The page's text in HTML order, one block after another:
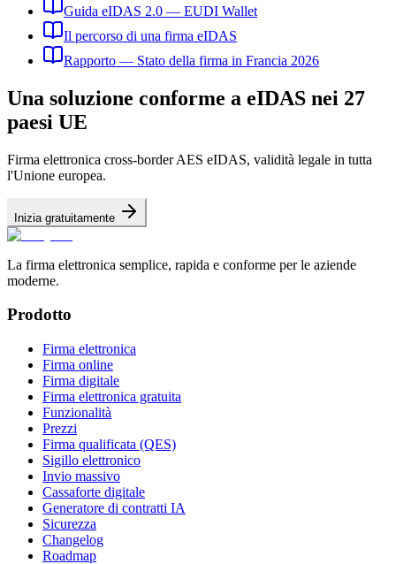
Guida eIDAS 2.0 — EUDI Wallet
Il percorso di una firma eIDAS
Rapporto — Stato della firma in Francia 2026
Una soluzione conforme a eIDAS nei 27
paesi UE
Firma elettronica cross-border AES eIDAS, validità legale in tutta
l'Unione europea.
Inizia gratuitamente
La firma elettronica semplice, rapida e conforme per le aziende
moderne.
Prodotto
Firma elettronica
Firma online
Firma digitale
Firma elettronica gratuita
Funzionalità
Prezzi
Firma qualificata (QES)
Sigillo elettronico
Invio massivo
Cassaforte digitale
Generatore di contratti IA
Sicurezza
Changelog
Roadmap